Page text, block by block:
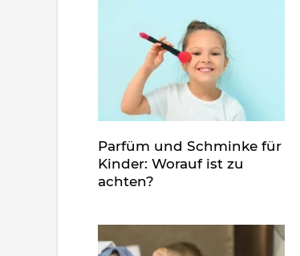
Parfüm und Schminke für
Kinder: Worauf ist zu
achten?